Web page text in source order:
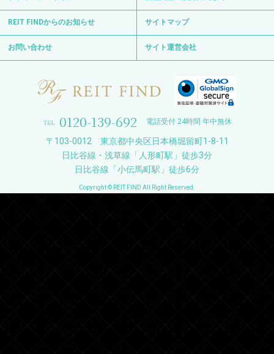
REIT FINDからのお知らせ サイトマップ
お問い合わせ サイト運営会社
0120-139-692 電話受付 24時間 年中無休
〒103-0012 東京都中央区日本橋堀留町1-8-11
日比谷線・浅草線「人形町駅」徒歩3分
日比谷線「小伝馬町駅」徒歩6分
Copyright © REIT FIND All Right Reserved.